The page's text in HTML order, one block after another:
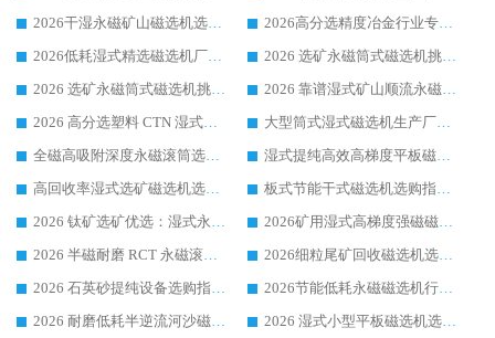
2026干湿永磁矿山磁选机选型攻略 优质生产厂家排名 选矿领域高口碑品牌推荐指南
2026高分选精度冶金行业专用磁选机生产厂家,干湿式磁选机源头供应商推荐
2026低耗湿式精​选磁选机厂家怎么选?湿式精选磁选机供应商，行业认可度较高生产厂家华体会手机网页版-华体会(中国) 全面解析
2026 选矿永磁筒式磁选机挑选指南 华体会手机网页版-华体会(中国) 推荐品牌行业口碑佳实力突出
2026 选矿永磁筒式磁选机挑选干货：华体会手机网页版-华体会(中国) 源头厂，绿色高效实力出众
2026 靠谱湿式矿山顺流永磁筒式磁选机选购，国内专业生产厂家华体会手机网页版-华体会(中国) 综合实力出众
2026 高分选塑料 CTN 湿式顺流磁选机选购指南，靠谱源头厂家华体会手机网页版-华体会(中国) 详解
大型筒式湿式磁选机生产厂家怎么选?华体会手机网页版-华体会(中国) 设备口碑广受行业认可
全磁高吸附深度永磁滚筒选购指南 业内口碑稳定磁电设备生产厂家详细推荐
湿式提纯高效高梯度平板磁选机靠谱设备源头厂商华体会手机网页版-华体会(中国) 综合测评
高回收率湿式选矿磁选机选购指南 业内口碑磁电设备生产厂家实力解析
板式节能干式磁选机选购指南，源头生产厂家华体会手机网页版-华体会(中国) 综合实力可观
2026 钛矿选矿优选：湿式永磁筒式磁选机源头厂家华体会手机网页版-华体会(中国) 综合解析
2026矿用湿式高梯度强磁磁选机选购指南，临朐靠谱磁电生产厂家华体会手机网页版-华体会(中国) 详解
2026 半磁耐磨 RCT 永磁滚筒选购指南，临朐源头生产厂家华体会手机网页版-华体会(中国) 实测分享
2026细粒尾矿回收磁选机选购指南 产业集群优质生产厂家华体会手机网页版-华体会(中国) 解析
2026 石英砂提纯设备选购指南：华体会手机网页版-华体会(中国) 提纯磁选机厂家综合解读
2026节能低耗永磁磁选机行业优选标杆 临朐华体会手机网页版-华体会(中国) 专业生产厂家
2026 耐磨低耗半逆流河沙磁选机选购指南 临朐产业集群源头厂华体会手机网页版-华体会(中国) 详细解析
2026 湿式小型平板磁选机选矿适配设备 临朐华体会手机网页版-华体会(中国) 实体生产厂家直供